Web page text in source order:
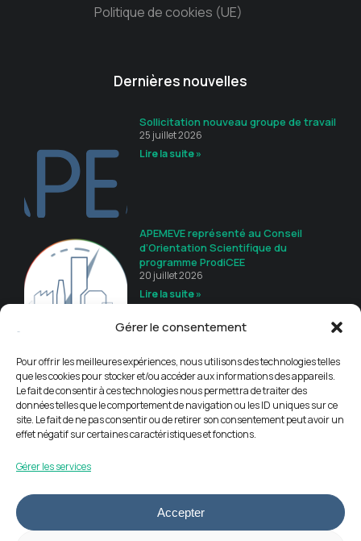
Gérer le consentement
Pour offrir les meilleures expériences, nous utilisons des technologies telles
que les cookies pour stocker et/ou accéder aux informations des appareils.
Le fait de consentir à ces technologies nous permettra de traiter des
données telles que le comportement de navigation ou les ID uniques sur ce
site. Le fait de ne pas consentir ou de retirer son consentement peut avoir un
effet négatif sur certaines caractéristiques et fonctions.
Gérer les services
Accepter
Politique de cookies (UE)
Dernières nouvelles
Sollicitation nouveau groupe de travail
25 juillet 2026
Lire la suite »
APEMEVE représenté au Conseil
d’Orientation Scientifique du
programme ProdiCEE
20 juillet 2026
Lire la suite »
16 juillet 2026
Lire la suite »